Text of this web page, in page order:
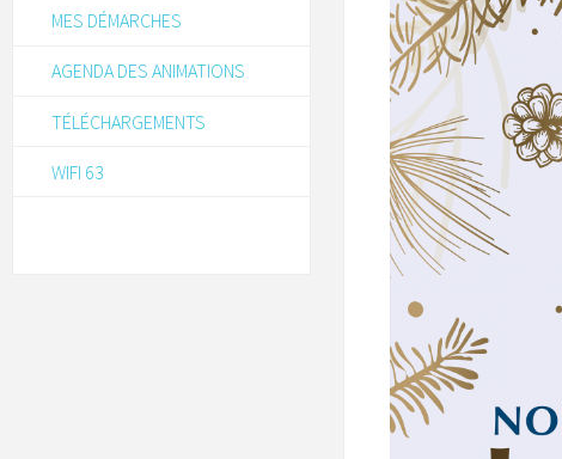
MES DÉMARCHES
AGENDA DES ANIMATIONS
TÉLÉCHARGEMENTS
WIFI 63